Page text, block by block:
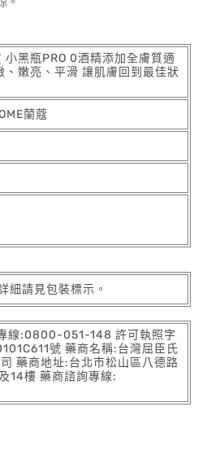
小黑瓶PRO 0酒精添加全膚質適
、嫩亮、平滑 讓肌膚回到最佳狀
蘭蔻
細請見包裝標示。
線:0800-051-148 許可執照字
號 藥商名稱:台灣屈臣氏
藥商地址:台北市松山區八德路
14樓 藥商諮詢專線: